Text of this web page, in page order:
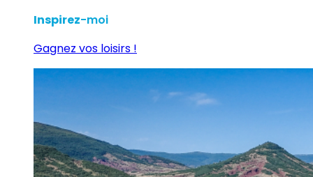
Inspirez-moi
Gagnez vos loisirs !